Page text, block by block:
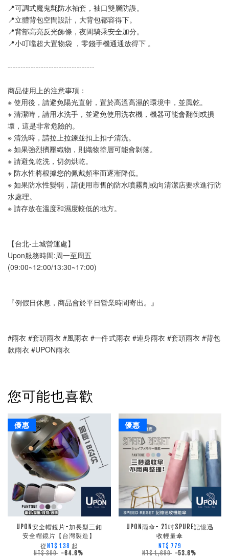
📍可調式魔鬼氈防水袖套，袖口雙層防謢。
📍立體背包空間設計，大背包都容得下。
📍背部高亮反光飾條，夜間騎乘安全加分。
📍小叮噹超大置物袋 ，零錢手機通通放得下 。
----------------------------------
商品使用上的注意事項：
※ 使用後，請避免陽光直射，置於高溫高濕的環境中，並風乾。
※ 清潔時，請用水洗手，並避免使用洗衣機，機器可能會翻倒或損
壞，這是非常危險的。
※ 清洗時，請拉上拉鍊並扣上扣子清洗。
※ 如果強烈擠壓織物，則織物塗層可能會剝落。
※ 請避免乾洗，切勿烘乾。
※ 防水性將根據您的佩戴頻率而逐漸降低。
※ 如果防水性變弱，請使用市售的防水噴霧劑或向清潔店要求進行防
水處理。
※ 請存放在溫度和濕度較低的地方。
【台北-土城營運處】
Upon服務時間:周一至周五
(09:00~12:00/13:30~17:00)
『例假日休息，商品會於平日營業時間寄出。』
#雨衣 #套頭雨衣 #風雨衣 #一件式雨衣 #連身雨衣 #套頭雨衣 #背包
款雨衣 #UPON雨衣
您可能也喜歡
優惠
UPON安全帽鏡片-加長型三釦
安全帽鏡片【台灣製造】
從 NT$ 138 起
NT$ 390 -64.6%
優惠
UPON雨傘- 21吋SPURE記憶迅
收輕量傘
NT$ 779
NT$ 1,680 -53.6%